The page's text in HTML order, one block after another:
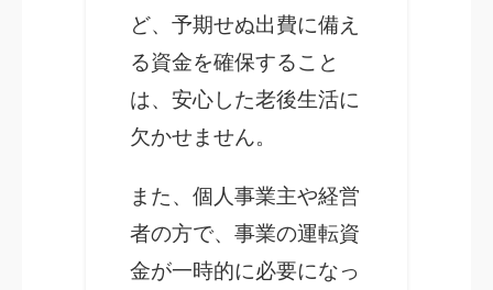
ど、予期せぬ出費に備え
る資金を確保すること
は、安心した老後生活に
欠かせません。
また、個人事業主や経営
者の方で、事業の運転資
金が一時的に必要になっ